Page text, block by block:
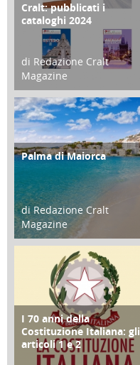
COPERTINA
Cralt: pubblicati i
cataloghi 2024
di Redazione Cralt
Magazine
21 Novembre 2023
ATTIVITÀ
Palma di Maiorca
di Redazione Cralt
Magazine
25 Giugno 2016
FOCUS
I 70 anni della
Costituzione Italiana: gli
articoli 1 e 2